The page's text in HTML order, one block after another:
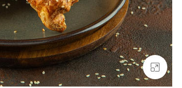
Click to enlarge